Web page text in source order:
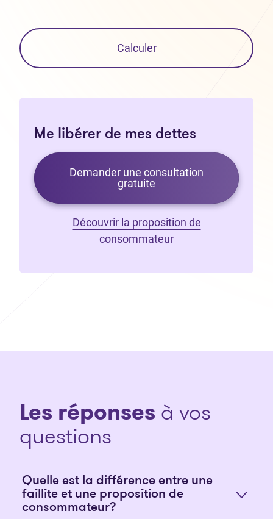
Calculer
Me libérer de mes dettes
Demander une consultation
gratuite
Découvrir la proposition de
consommateur
Les réponses à vos
questions
Quelle est la différence entre une
faillite et une proposition de
consommateur?